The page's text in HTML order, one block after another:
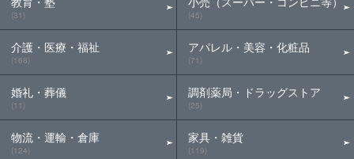
(31)
介護・医療・福祉
(168)
婚礼・葬儀
(11)
物流・運輸・倉庫
(124)
(45)
アパレル・美容・化粧品
(71)
調剤薬局・ドラッグストア
(25)
家具・雑貨
(119)